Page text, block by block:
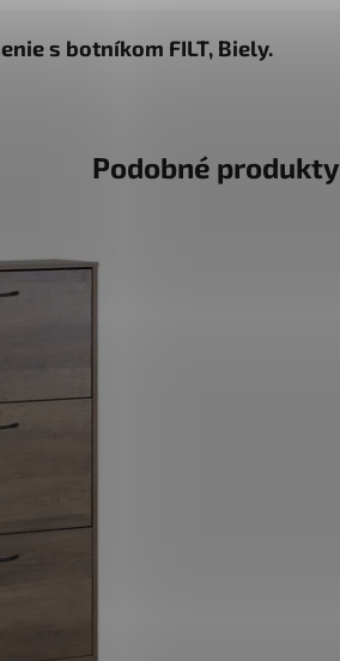
s botníkom FILT, Biely.
Podobné produkty